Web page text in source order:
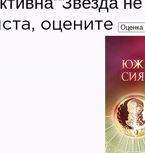
оцените